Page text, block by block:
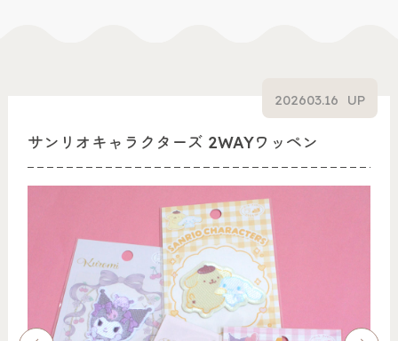
サンリオキャラクターズ 2WAYワッペン
202603.16 UP